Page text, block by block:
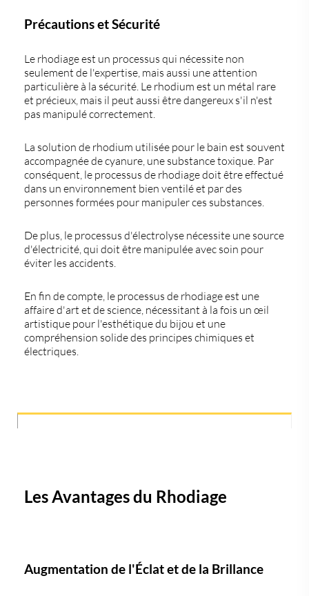
Précautions et Sécurité
Le rhodiage est un processus qui nécessite non
seulement de l'expertise, mais aussi une attention
particulière à la sécurité. Le rhodium est un métal rare
et précieux, mais il peut aussi être dangereux s'il n'est
pas manipulé correctement.
La solution de rhodium utilisée pour le bain est souvent
accompagnée de cyanure, une substance toxique. Par
conséquent, le processus de rhodiage doit être effectué
dans un environnement bien ventilé et par des
personnes formées pour manipuler ces substances.
De plus, le processus d'électrolyse nécessite une source
d'électricité, qui doit être manipulée avec soin pour
éviter les accidents.
En fin de compte, le processus de rhodiage est une
affaire d'art et de science, nécessitant à la fois un œil
artistique pour l'esthétique du bijou et une
compréhension solide des principes chimiques et
électriques.
Les Avantages du Rhodiage
Augmentation de l'Éclat et de la Brillance